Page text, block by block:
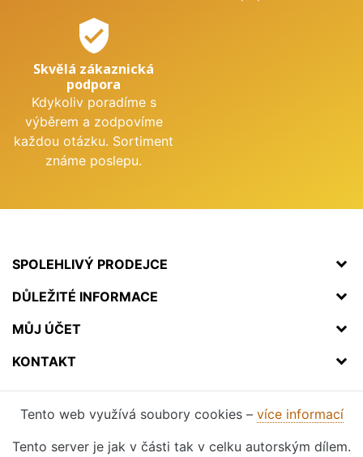
verified_user
Skvělá zákaznická
podpora
Kdykoliv poradíme s
výběrem a zodpovíme
každou otázku. Sortiment
známe poslepu.
SPOLEHLIVÝ PRODEJCE
DŮLEŽITÉ INFORMACE
MŮJ ÚČET
KONTAKT
Tento web využívá soubory cookies – více informací
Tento server je jak v části tak v celku autorským dílem.